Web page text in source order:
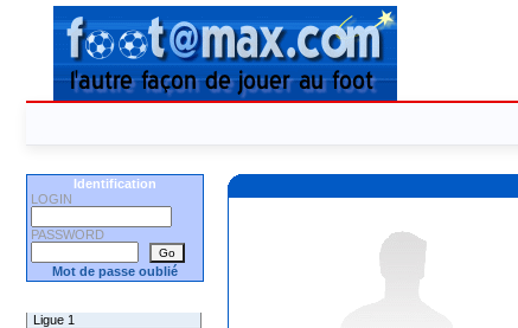
Identification
LOGIN
PASSWORD
Mot de passe oublié
Ligue 1